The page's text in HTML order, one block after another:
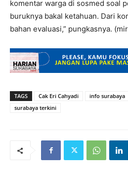
komentar warga di sosmed soal
buruknya bakal ketahuan. Dari
bahan evaluasi,” pungkasnya.
TAGS Cak Eri Cahyadi info surabaya
surabaya terkini